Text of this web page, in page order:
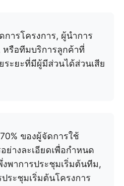
การโครงการ, ผู้นำการ
รือทีมบริการลูกค้าที่
ระยะที่มีผู้มีส่วนได้ส่วนเสีย
70% ของผู้จัดการใช้
ย่างละเอียดเพื่อกำหนด
งพาการประชุมเริ่มต้นทีม,
ระชุมเริ่มต้นโครงการ